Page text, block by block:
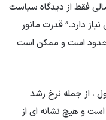
فقط از دیدگاه سیاست
دارد.” قدرت مانور
است و ممکن است
، از جمله نرخ رشد
، بالاتر از میانگین تاریخی (4.9 ٪) است و هیچ نشانه ای از